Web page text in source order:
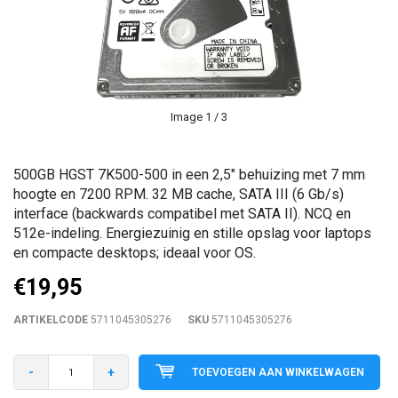
Image 1 / 3
500GB HGST 7K500-500 in een 2,5" behuizing met 7 mm
hoogte en 7200 RPM. 32 MB cache, SATA III (6 Gb/s)
interface (backwards compatibel met SATA II). NCQ en
512e-indeling. Energiezuinig en stille opslag voor laptops
en compacte desktops; ideaal voor OS.
€19,95
ARTIKELCODE 5711045305276 SKU 5711045305276
- + TOEVOEGEN AAN WINKELWAGEN